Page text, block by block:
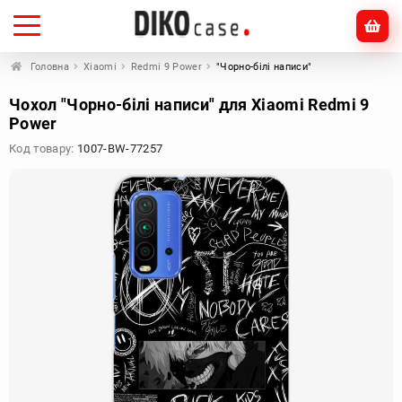
Головна Xiaomi Redmi 9 Power "Чорно-білі написи"
Чохол "Чорно-білі написи" для Xiaomi Redmi 9
Power
Код товару: 1007-BW-77257